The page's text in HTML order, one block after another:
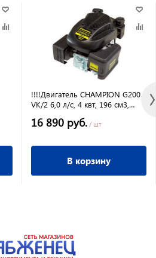
!!!!Двигатель CHAMPION G200
VK/2 6,0 л/с, 4 квт, 196 см3,
кг для культивато
16 890 руб. / шт
В корзину